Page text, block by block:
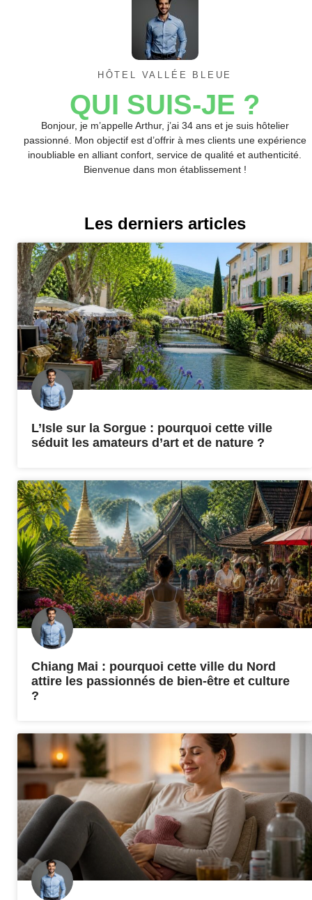
HÔTEL VALLÉE BLEUE
QUI SUIS-JE ?
Bonjour, je m’appelle Arthur, j’ai 34 ans et je suis hôtelier
passionné. Mon objectif est d’offrir à mes clients une expérience
inoubliable en alliant confort, service de qualité et authenticité.
Bienvenue dans mon établissement !
Les derniers articles
L’Isle sur la Sorgue : pourquoi cette ville
séduit les amateurs d’art et de nature ?
Chiang Mai : pourquoi cette ville du Nord
attire les passionnés de bien-être et culture
?